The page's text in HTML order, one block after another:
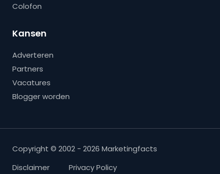
Colofon
Kansen
Adverteren
Partners
Vacatures
Blogger worden
Copyright © 2002 - 2026 Marketingfacts
Disclaimer
Privacy Policy